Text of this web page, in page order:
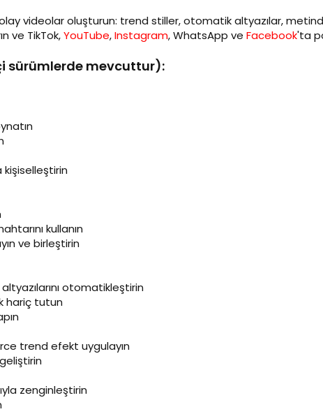
videolar oluşturun: trend stiller, otomatik altyazılar,
ve TikTok,YouTube,Instagram, WhatsApp ve Facebook'ta
sürümlerde mevcuttur):
kişiselleştirin
kullanın
ve birleştirin
otomatikleştirin
hariç tutun
trend efekt uygulayın
zenginleştirin